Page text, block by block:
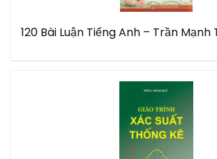
120 Bài Luận Tiếng Anh – Trần